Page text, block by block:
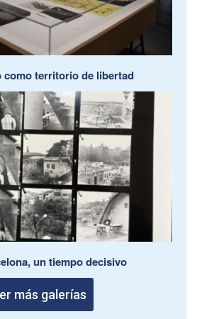
como territorio de libertad
un tiempo decisivo
más galerías